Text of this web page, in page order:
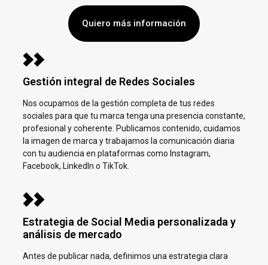
Quiero más información
Gestión integral de Redes Sociales
Nos ocupamos de la gestión completa de tus redes
sociales para que tu marca tenga una presencia constante,
profesional y coherente. Publicamos contenido, cuidamos
la imagen de marca y trabajamos la comunicación diaria
con tu audiencia en plataformas como Instagram,
Facebook, LinkedIn o TikTok.
Estrategia de Social Media personalizada y
análisis de mercado
Antes de publicar nada, definimos una estrategia clara